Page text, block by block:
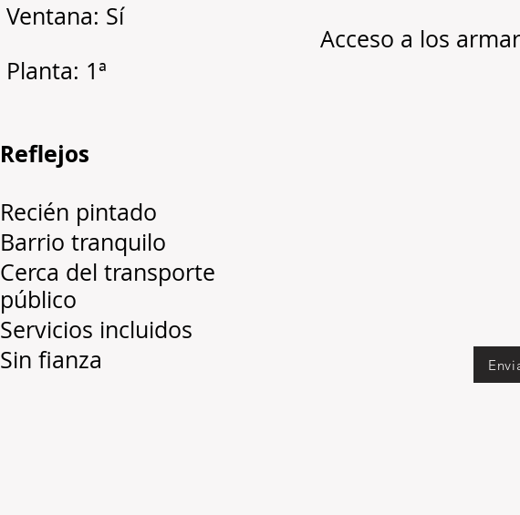
Ventana: Sí
Planta: 1ª
Reflejos
Recién pintado
Barrio tranquilo
Cerca del transporte
público
Servicios incluidos
Sin fianza
Acceso a los